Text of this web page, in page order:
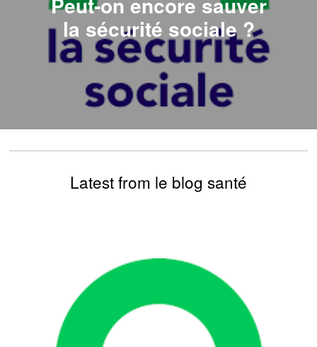
la sécurité sociale ?
Latest from le blog santé